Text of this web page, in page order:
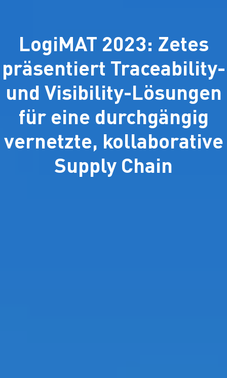
LogiMAT 2023: Zetes
präsentiert Traceability-
und Visibility-Lösungen
für eine durchgängig
vernetzte, kollaborative
Supply Chain